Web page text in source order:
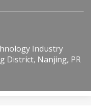
Industry
District, Nanjing, PR